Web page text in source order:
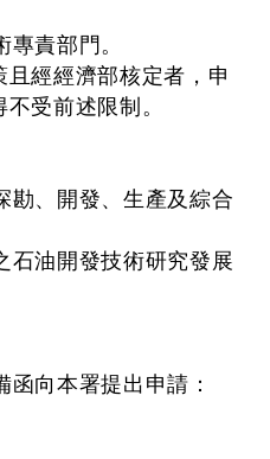
專責部門。
經經濟部核定者，申
受前述限制。
勘、開發、生產及綜合
石油開發技術研究發展
函向本署提出申請：